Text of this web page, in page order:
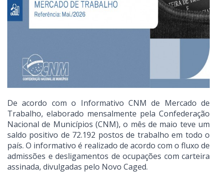
De acordo com o Informativo CNM de Mercado de
Trabalho, elaborado mensalmente pela Confederação
Nacional de Municípios (CNM), o mês de maio teve um
saldo positivo de 72.192 postos de trabalho em todo o
país. O informativo é realizado de acordo com o fluxo de
admissões e desligamentos de ocupações com carteira
assinada, divulgadas pelo Novo Caged.